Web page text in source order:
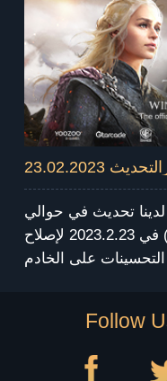
البريد بعد الصيانة.
إشعارالتحديث
الأعزاء، سيكون لدينا تحديث في حوالي
الساعة 03:00 (بتوقيت جرينتش) في 2023.2.23 لإصلاح
على الخادم
البريد بعد الصيانة.
Follow